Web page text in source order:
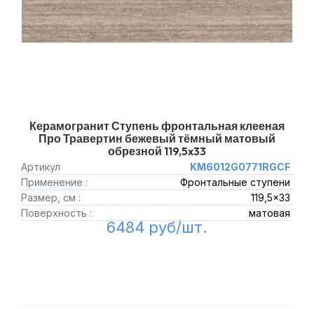
Керамогранит Ступень фронтальная клееная
Про Травертин бежевый тёмный матовый
обрезной 119,5x33
Артикул
KM6012G0771RGCF
Применение :
Фронтальные ступени
Размер, см :
119,5x33
Поверхность :
матовая
6484 руб/шт.